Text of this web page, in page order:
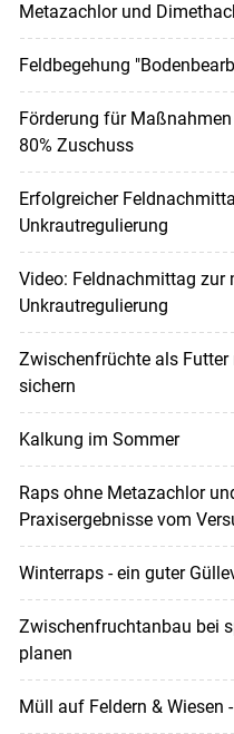
Metazachlor und
Feldbegehung
Förderung für
80% Zuschuss
Erfolgreicher
Unkrautregulierung
Video: Feldnachmittag zur
Unkrautregulierung
Zwischenfrüchte als Futter
sichern
Kalkung im Sommer
Raps ohne Metazachlor
Praxisergebnisse vom
Winterraps - ein guter
Zwischenfruchtanbau bei
planen
Müll auf Feldern & Wiesen